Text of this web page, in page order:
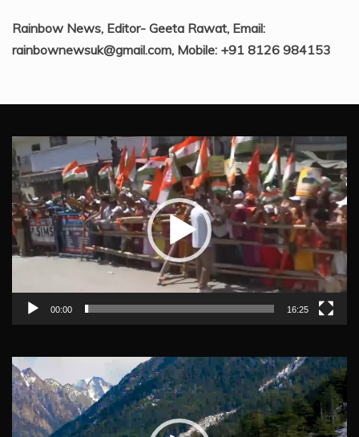
Rainbow News, Editor- Geeta Rawat, Email:
rainbownewsuk@gmail.com, Mobile: +91 8126 984153
Video
Player
00:00 16:25
Video
Player